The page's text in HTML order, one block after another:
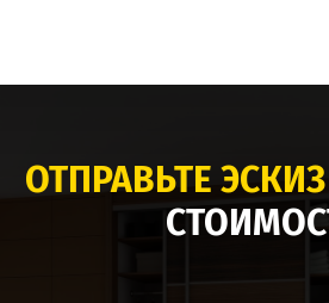
ОТПРАВЬТЕ ЭСКИЗ